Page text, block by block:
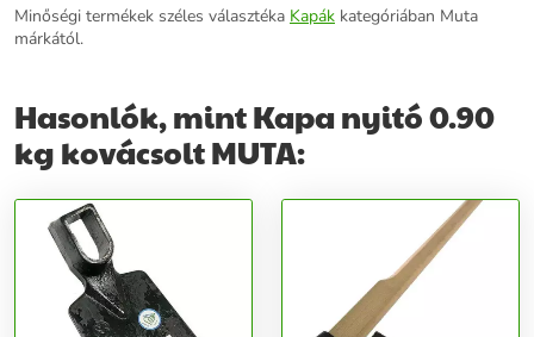
Minőségi termékek széles választéka Kapák kategóriában Muta
márkától.
Hasonlók, mint Kapa nyitó 0.90
kg kovácsolt MUTA: